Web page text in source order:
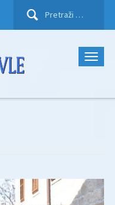
Pretraži: